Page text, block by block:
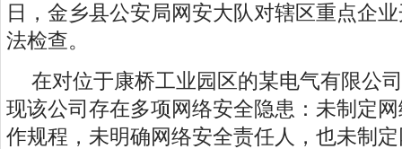
日，金乡县公安局网安大队对辖区重点企
法检查。
在对位于康桥工业园区的某电气有限公
现该公司存在多项网络安全隐患：未制定
作规程，未明确网络安全责任人，也未制